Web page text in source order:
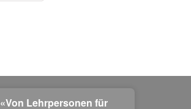
«Von Lehrpersonen für